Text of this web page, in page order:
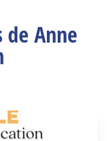
de Anne